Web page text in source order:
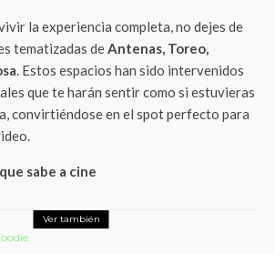
la experiencia completa, no dejes de
tematizadas deAntenas, Toreo,
. Estos espacios han sido intervenidos
que te harán sentir como si estuvieras
convirtiéndose en el spot perfecto para
sabe a cine
Ver también